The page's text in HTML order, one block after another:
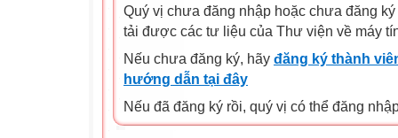
Quý vị chưa đăng nhập hoặc chưa đăng
tải được các tư liệu của Thư viện về máy
Nếu chưa đăng ký, hãy đăng ký thành
hướng dẫn tại đây
Nếu đã đăng ký rồi, quý vị có thể đăng